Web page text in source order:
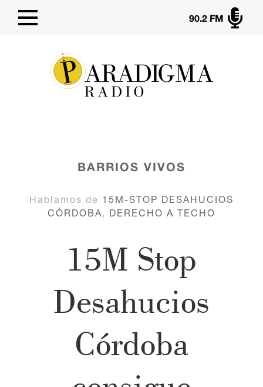

90.2 FM
BARRIOS VIVOS
Hablamos de 15M-STOP DESAHUCIOS
CÓRDOBA, DERECHO A TECHO
15M Stop
Desahucios
Córdoba